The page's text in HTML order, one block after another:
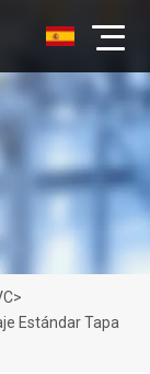
>
Estándar Tapa